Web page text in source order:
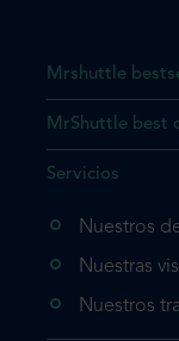
el producto que
vaya
su reserva.
Mrshuttle
MrShuttle best
Servicios
Nuestros
Nuestras
Nuestros